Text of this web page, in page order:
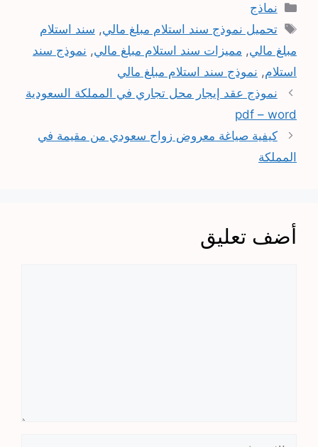
التصنيفات
نماذج
الوسوم
تحميل نموذج سند استلام مبلغ مالي, سند استلام
مبلغ مالي, مميزات سند استلام مبلغ مالي, نموذج سند
استلام, نموذج سند استلام مبلغ مالي
نموذج عقد إيجار محل تجاري في المملكة السعودية
pdf – word
كيفية صياغة معروض زواج سعودي من مقيمة في
المملكة
أضف تعليق